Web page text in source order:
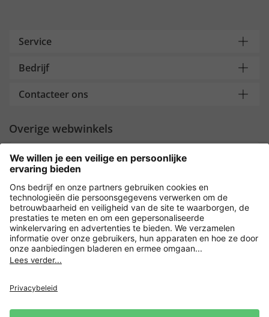
Service
Bedrijf
Contacteer ons
Overige webwinkels
Nederland
Payment and Delivery
Versleuteling met